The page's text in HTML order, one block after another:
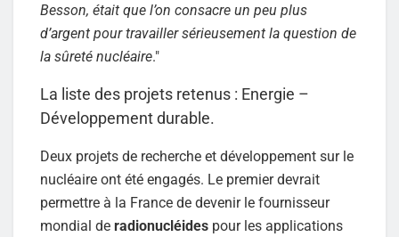
Besson, était que l’on consacre un peu plus
d’argent pour travailler sérieusement la question de
la sûreté nucléaire."
La liste des projets retenus : Energie –
Développement durable.
Deux projets de recherche et développement sur le
nucléaire ont été engagés. Le premier devrait
permettre à la France de devenir le fournisseur
mondial de radionucléides pour les applications